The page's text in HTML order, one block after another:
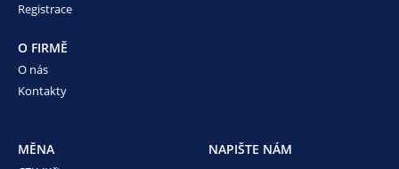
Registrace
O FIRMĚ
O nás
Kontakty
MĚNA NAPIŠTE NÁM